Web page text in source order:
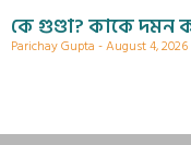
কে গুণ্ডা? কাকে দমন
Parichay Gupta August 4, 2026